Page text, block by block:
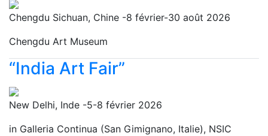
Chengdu Sichuan, Chine -8 février-30 août 2026
Chengdu Art Museum
“India Art Fair”
New Delhi, Inde -5-8 février 2026
in Galleria Continua (San Gimignano, Italie), NSIC